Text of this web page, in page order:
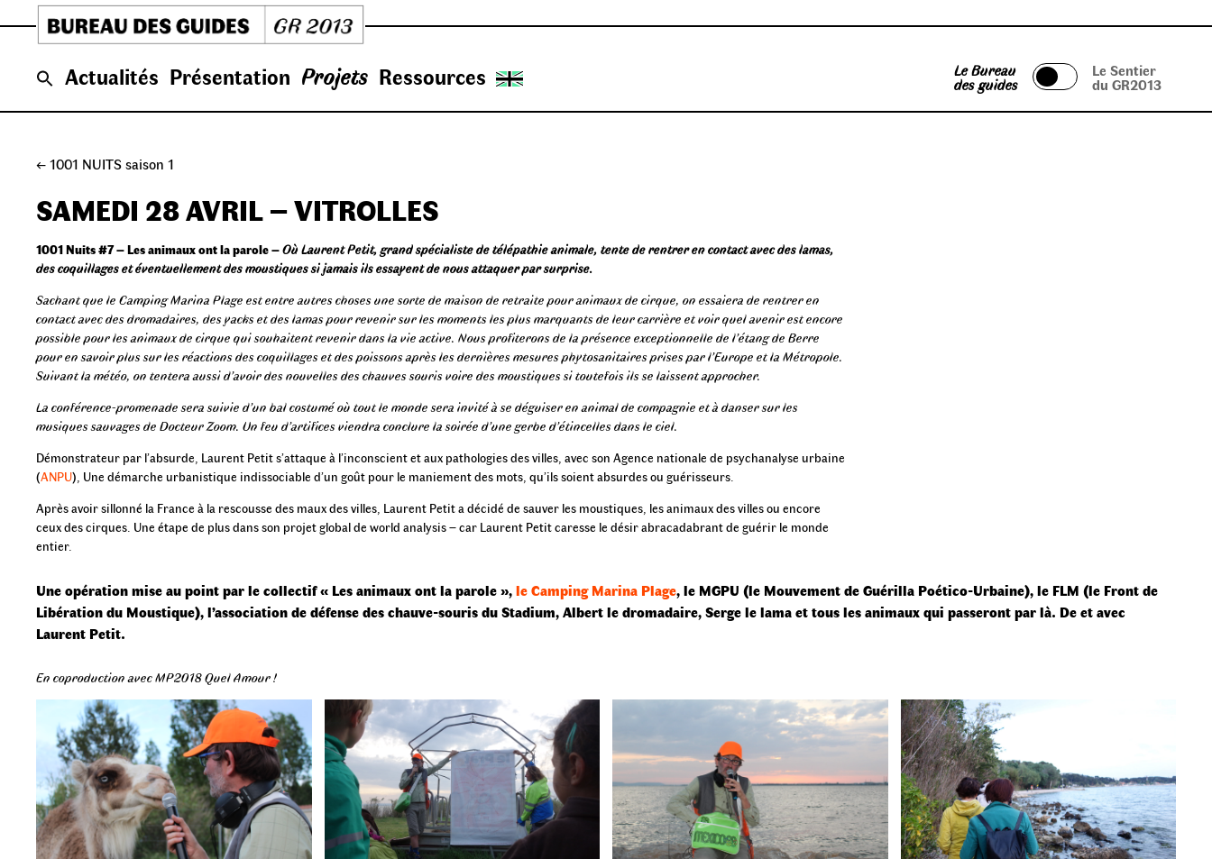
to
content
Actualités Présentation Projets Ressources Le Bureau
des guides
Le Sentier
du GR2013
← 1001 NUITS saison 1
SAMEDI 28 AVRIL – VITROLLES
1001 Nuits #7 – Les animaux ont la parole –Où Laurent Petit, grand spécialiste de télépathie animale, tente de rentrer en contact avec des lamas,
des coquillages et éventuellement des moustiques si jamais ils essayent de nous attaquer par surprise.
Sachant que le Camping Marina Plage est entre autres choses une sorte de maison de retraite pour animaux de cirque, on essaiera de rentrer en
contact avec des dromadaires, des yacks et des lamas pour revenir sur les moments les plus marquants de leur carrière et voir quel avenir est encore
possible pour les animaux de cirque qui souhaitent revenir dans la vie active. Nous profiterons de la présence exceptionnelle de l’étang de Berre
pour en savoir plus sur les réactions des coquillages et des poissons après les dernières mesures phytosanitaires prises par l’Europe et la Métropole.
Suivant la météo, on tentera aussi d’avoir des nouvelles des chauves souris voire des moustiques si toutefois ils se laissent approcher.
La conférence-promenade sera suivie d’un bal costumé où tout le monde sera invité à se déguiser en animal de compagnie et à danser sur les
musiques sauvages de Docteur Zoom. Un feu d’artifices viendra conclure la soirée d’une gerbe d’étincelles dans le ciel.
Démonstrateur par l’absurde, Laurent Petit s’attaque à l’inconscient et aux pathologies des villes, avec son Agence nationale de psychanalyse urbaine
(ANPU), Une démarche urbanistique indissociable d’un goût pour le maniement des mots, qu’ils soient absurdes ou guérisseurs.
Après avoir sillonné la France à la rescousse des maux des villes, Laurent Petit a décidé de sauver les moustiques, les animaux des villes ou encore
ceux des cirques. Une étape de plus dans son projet global de world analysis – car Laurent Petit caresse le désir abracadabrant de guérir le monde
entier.
Une opération mise au point par le collectif « Les animaux ont la parole »,le Camping Marina Plage, le MGPU (le Mouvement de Guérilla Poético-Urbaine), le FLM (le Front de
Libération du Moustique), l’association de défense des chauve-souris du Stadium, Albert le dromadaire, Serge le lama et tous les animaux qui passeront par là. De et avec
Laurent Petit.
En coproduction avec MP2018 Quel Amour !